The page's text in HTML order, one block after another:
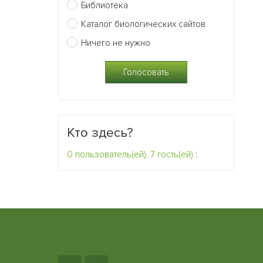
Библиотека
Каталог биологических сайтов
Ничего не нужно
Кто здесь?
0 пользователь(ей), 7 гость(ей) :